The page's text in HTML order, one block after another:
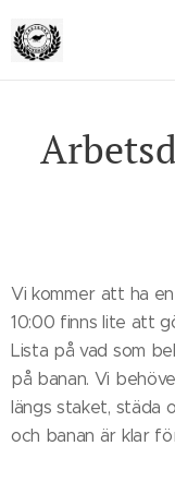
Vi kommer att ha
10:00 finns lite att
Lista på vad som
på banan. Vi
längs staket, städa
och banan är klar